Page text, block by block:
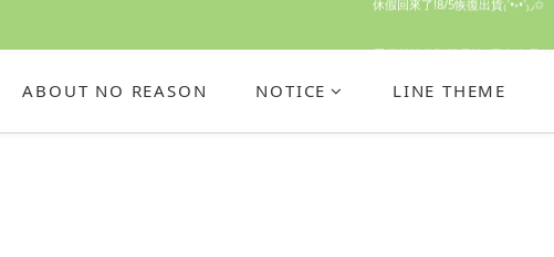
ABOUT NO REASON NOTICE LINE THEME